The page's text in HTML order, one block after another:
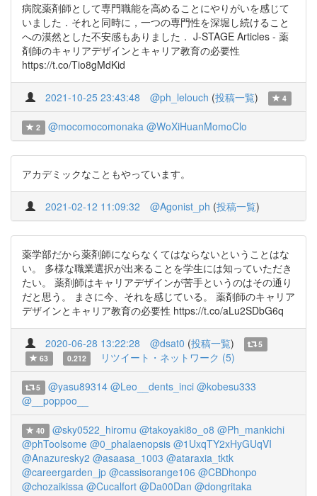
病院薬剤師として専門職能を高めることにやりがいを感じて
いました．それと同時に，一つの専門性を深堀し続けること
への漠然とした不安感もありました． J-STAGE Articles - 薬
剤師のキャリアデザインとキャリア教育の必要性
https://t.co/Tio8gMdKid
2021-10-25 23:43:48 @ph_lelouch (投稿一覧) 4
2 @mocomocomonaka @WoXiHuanMomoClo
アカデミックなこともやっています。
2021-02-12 11:09:32 @Agonist_ph (投稿一覧)
薬学部だから薬剤師にならなくてはならないということはな
い。 多様な職業選択が出来ることを学生には知っていただき
たい。 薬剤師はキャリアデザインが苦手というのはその通り
だと思う。 まさに今、それを感じている。 薬剤師のキャリア
デザインとキャリア教育の必要性 https://t.co/aLu2SDbG6q
2020-06-28 13:22:28 @dsat0 (投稿一覧)
5
63
0.212 リツイート・ネットワーク (5)
5 @yasu89314 @Leo__dents_inci @kobesu333
@__poppoo__
40 @sky0522_hiromu @takoyaki8o_o8 @Ph_mankichi
@phToolsome @0_phalaenopsis @1UxqTY2xHyGUqVI
@Anazuresky2 @asaasa_1003 @ataraxia_tktk
@careergarden_jp @cassisorange106 @CBDhonpo
@chozaikissa @Cucalfort @Da00Dan @dongritaka